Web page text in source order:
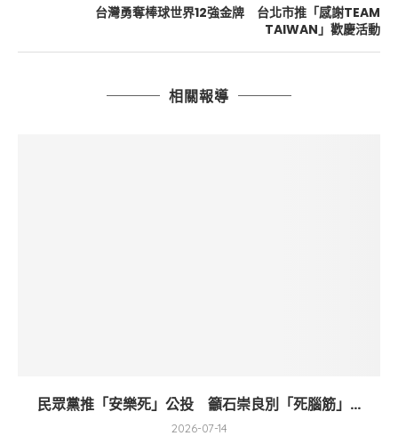
台灣勇奪棒球世界12強金牌 台北市推「感謝TEAM
TAIWAN」歡慶活動
相關報導
民眾黨推「安樂死」公投 籲石崇良別「死腦筋」...
2026-07-14